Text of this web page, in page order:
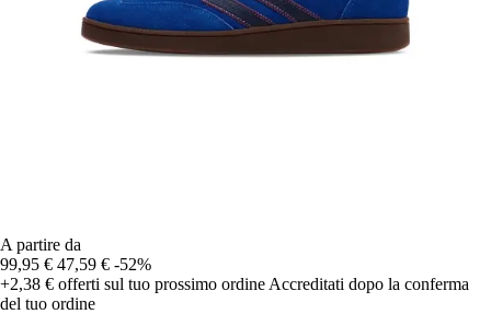
A partire da
99,95 € 47,59 € -52%
+2,38 € offerti sul tuo prossimo ordine Accreditati dopo la conferma
del tuo ordine